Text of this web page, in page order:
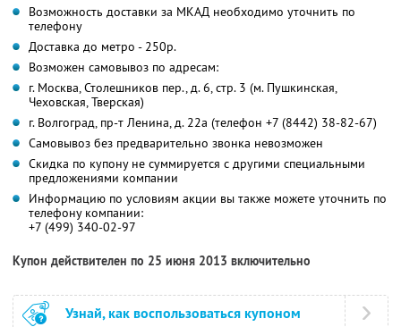
Возможность доставки за МКАД необходимо уточнить по
телефону
Доставка до метро - 250р.
Возможен самовывоз по адресам:
г. Москва, Столешников пер., д. 6, стр. 3 (м. Пушкинская,
Чеховская, Тверская)
г. Волгоград, пр-т Ленина, д. 22а (телефон +7 (8442) 38-82-67)
Самовывоз без предварительно звонка невозможен
Скидка по купону не суммируется с другими специальными
предложениями компании
Информацию по условиям акции вы также можете уточнить по
телефону компании:
+7 (499) 340-02-97
Купон действителен по 25 июня 2013 включительно
Узнай, как воспользоваться купоном